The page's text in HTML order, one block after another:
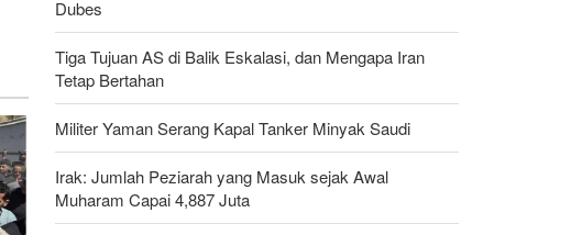
Dubes
Tiga Tujuan AS di Balik Eskalasi, dan Mengapa Iran
Tetap Bertahan
Militer Yaman Serang Kapal Tanker Minyak Saudi
Irak: Jumlah Peziarah yang Masuk sejak Awal
Muharam Capai 4,887 Juta